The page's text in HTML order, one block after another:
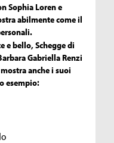
Sophia Loren e
abilmente come il
e bello, Schegge di
Gabriella Renzi
anche i suoi
esempio: